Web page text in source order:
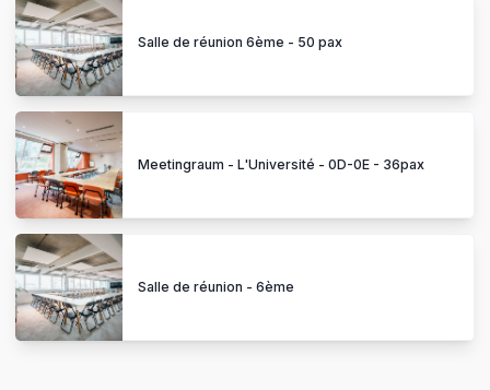
Salle de réunion 6ème - 50 pax
Meetingraum - L'Université - 0D-0E - 36pax
Salle de réunion - 6ème